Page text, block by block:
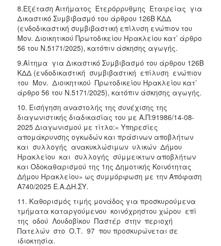
8.Εξέταση Αιτήματος Ετερόρρυθμης Εταιρείας για
Δικαστικό Συμβιβασμό του άρθρου 126Β ΚΔΔ
(ενδοδικαστική συμβιβαστική επίλυση ενώπιον του
Μον. Διοικητικού Πρωτοδικείου Ηρακλείου κατ’ άρθρο
56 του Ν.5171/2025), κατόπιν άσκησης αγωγής.
9.Αίτημα για Δικαστικό Συμβιβασμό του άρθρου 126Β
ΚΔΔ (ενδοδικαστική συμβιβαστική επίλυση ενώπιον
του Μον. Διοικητικού Πρωτοδικείου Ηρακλείου κατ’
άρθρο 56 του Ν.5171/2025), κατόπιν άσκησης αγωγής.
10. Εισήγηση αναστολής της συνέχισης της
διαγωνιστικής διαδικασίας του με Α.Π:91986/14-08-
2025 Διαγωνισμού με τίτλο:« Υπηρεσίες
απομάκρυνσης ογκωδών και πράσινων αποβλήτων
και συλλογής ανακυκλώσιμων υλικών Δήμου
Ηρακλείου και συλλογής σύμμεικτων αποβλήτων
και Οδοκαθαρισμού της 1ης Δημοτικής Κοινότητας
Δήμου Ηρακλείου» ως συμμόρφωση με την Απόφαση
Α740/2025 Ε.Α.ΔΗ.ΣΥ.
11. Καθορισμός τιμής μονάδος για προσκυρούμενα
τμήματα καταργούμενου κοινόχρηστου χώρου επί
της οδού Λουδοβίκου Παστέρ στην περιοχή
Πατελών στο Ο.Τ. 97 που προσκυρώνεται σε
ιδιοκτησία.